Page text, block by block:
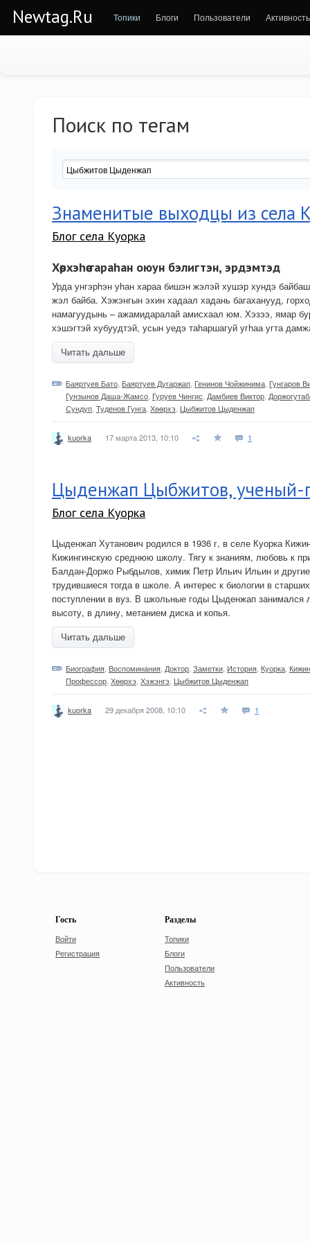
Newtag.Ru Топики Блоги Пользователи Активность
Поиск по тегам
Знаменитые выходцы из села
Блог села Куорка
Хѳѳрхэhѳѳ гараhан оюун бэлигтэн, эрдэмтэд
Урда унгэрhэн уhан хараа бишэн жэлэй хушэр хундэ
жэл байба. Хэжэнгын эхин хадаал хадань багаханууд,
намагуудынь – ажамидаралай амисхаал юм. Хэзээ, ямар
хэшэгтэй хубуудтэй, усын уедэ таhаршагуй угhаа угта
Читать дальше
Баяртуев Бато Баяртуев Дугаржап Генинов Чойжинима Гунгаров
Гунзынов Даша-Жамсо Гуруев Чингис Дамбиев Виктор
Сундуп Туденов Гунга Хѳѳрхэ Цыбжитов Цыденжап
kuorka 17 марта 2013, 10:10 1
Цыденжап Цыбжитов, ученый-
Блог села Куорка
Цыденжап Хутанович родился в 1936 г, в селе Куорка
Кижингинскую среднюю школу. Тягу к знаниям, любовь к
Балдан-Доржо Рыбдылов, химик Петр Ильич Ильин и
трудившиеся тогда в школе. А интерес к биологии в
поступлении в вуз. В школьные годы Цыденжап занимался
высоту, в длину, метанием диска и копья.
Читать дальше
Биография Воспоминания Доктор Заметки История Куорка
Профессор Хѳѳрхэ Хэжэнгэ Цыбжитов Цыденжап
kuorka 29 декабря 2008, 10:10 1
Гость
Войти
Регистрация
Разделы
Топики
Блоги
Пользователи
Активность